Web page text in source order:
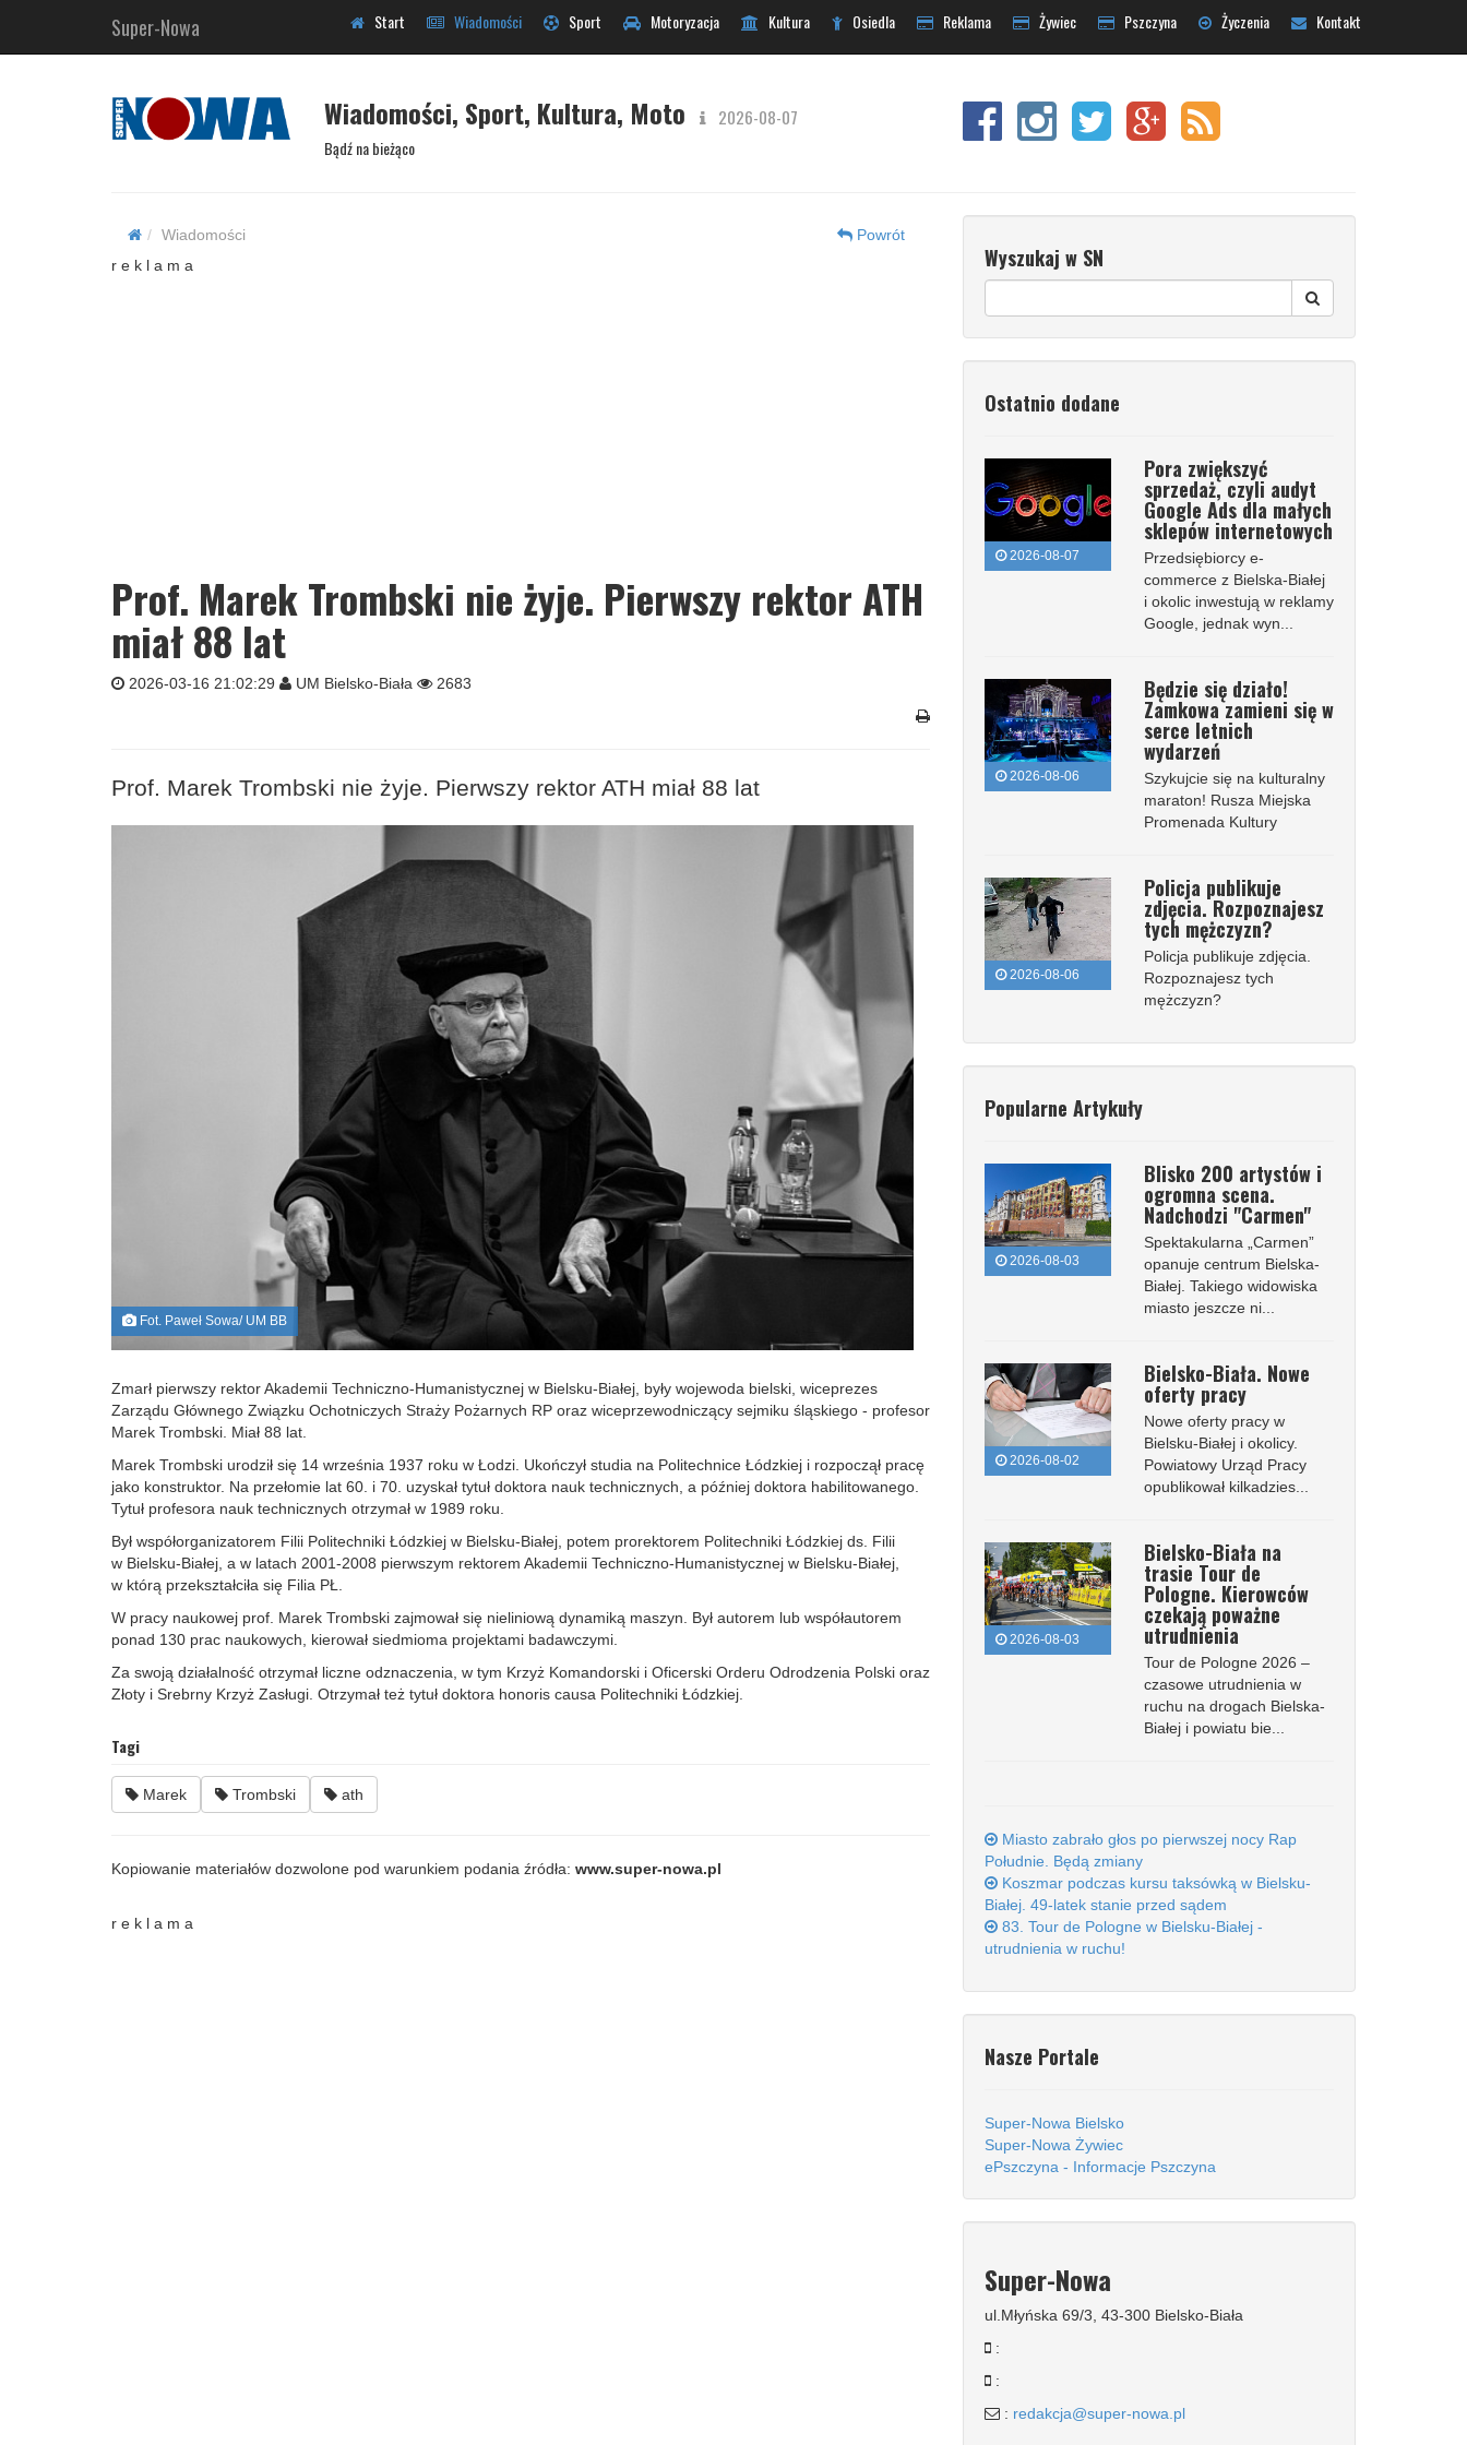
Super-Nowa Start Wiadomości Sport Motoryzacja Kultura Osiedla Reklama Żywiec Pszczyna Życzenia Kontakt
Wiadomości, Sport, Kultura, Moto 2026-08-07
Bądź na bieżąco
Wiadomości
Powrót
r e k l a m a
Prof. Marek Trombski nie żyje. Pierwszy rektor ATH
miał 88 lat
2026-03-16 21:02:29 UM Bielsko-Biała 2683
Prof. Marek Trombski nie żyje. Pierwszy rektor ATH miał 88 lat
Fot. Paweł Sowa/ UM BB
Zmarł pierwszy rektor Akademii Techniczno‑Humanistycznej w Bielsku‑Białej, były wojewoda bielski, wiceprezes
Zarządu Głównego Związku Ochotniczych Straży Pożarnych RP oraz wiceprzewodniczący sejmiku śląskiego - profesor
Marek Trombski. Miał 88 lat.
Marek Trombski urodził się 14 września 1937 roku w Łodzi. Ukończył studia na Politechnice Łódzkiej i rozpoczął pracę
jako konstruktor. Na przełomie lat 60. i 70. uzyskał tytuł doktora nauk technicznych, a później doktora habilitowanego.
Tytuł profesora nauk technicznych otrzymał w 1989 roku.
Był współorganizatorem Filii Politechniki Łódzkiej w Bielsku‑Białej, potem prorektorem Politechniki Łódzkiej ds. Filii
w Bielsku‑Białej, a w latach 2001‑2008 pierwszym rektorem Akademii Techniczno‑Humanistycznej w Bielsku‑Białej,
w którą przekształciła się Filia PŁ.
W pracy naukowej prof. Marek Trombski zajmował się nieliniową dynamiką maszyn. Był autorem lub współautorem
ponad 130 prac naukowych, kierował siedmioma projektami badawczymi.
Za swoją działalność otrzymał liczne odznaczenia, w tym Krzyż Komandorski i Oficerski Orderu Odrodzenia Polski oraz
Złoty i Srebrny Krzyż Zasługi. Otrzymał też tytuł doktora honoris causa Politechniki Łódzkiej.
Tagi
Marek Trombski ath
Kopiowanie materiałów dozwolone pod warunkiem podania źródła: www.super-nowa.pl
r e k l a m a
Wyszukaj w SN
Ostatnio dodane
2026-08-07
Pora zwiększyć
sprzedaż, czyli audyt
Google Ads dla małych
sklepów internetowych
Przedsiębiorcy e-
commerce z Bielska-Białej
i okolic inwestują w reklamy
Google, jednak wyn...
2026-08-06
Będzie się działo!
Zamkowa zamieni się w
serce letnich
wydarzeń
Szykujcie się na kulturalny
maraton! Rusza Miejska
Promenada Kultury
2026-08-06
Policja publikuje
zdjęcia. Rozpoznajesz
tych mężczyzn?
Policja publikuje zdjęcia.
Rozpoznajesz tych
mężczyzn?
Popularne Artykuły
2026-08-03
Blisko 200 artystów i
ogromna scena.
Nadchodzi "Carmen"
Spektakularna „Carmen”
opanuje centrum Bielska-
Białej. Takiego widowiska
miasto jeszcze ni...
2026-08-02
Bielsko-Biała. Nowe
oferty pracy
Nowe oferty pracy w
Bielsku-Białej i okolicy.
Powiatowy Urząd Pracy
opublikował kilkadzies...
2026-08-03
Bielsko-Biała na
trasie Tour de
Pologne. Kierowców
czekają poważne
utrudnienia
Tour de Pologne 2026 –
czasowe utrudnienia w
ruchu na drogach Bielska-
Białej i powiatu bie...
Miasto zabrało głos po pierwszej nocy Rap
Południe. Będą zmiany
Koszmar podczas kursu taksówką w Bielsku-
Białej. 49-latek stanie przed sądem
83. Tour de Pologne w Bielsku-Białej -
utrudnienia w ruchu!
Nasze Portale
Super-Nowa Bielsko
Super-Nowa Żywiec
ePszczyna - Informacje Pszczyna
Super-Nowa
ul.Młyńska 69/3, 43-300 Bielsko-Biała
:
:
: redakcja@super-nowa.pl